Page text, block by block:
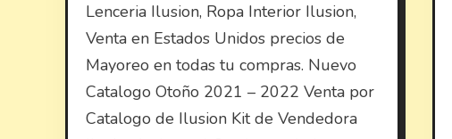
Lenceria Ilusion, Ropa Interior Ilusion,
Venta en Estados Unidos precios de
Mayoreo en todas tu compras. Nuevo
Catalogo Otoño 2021 – 2022 Venta por
Catalogo de Ilusion Kit de Vendedora